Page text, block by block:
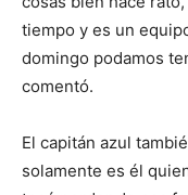
tiempo y es un
domingo podamos
comentó.
El capitán azul
solamente es él